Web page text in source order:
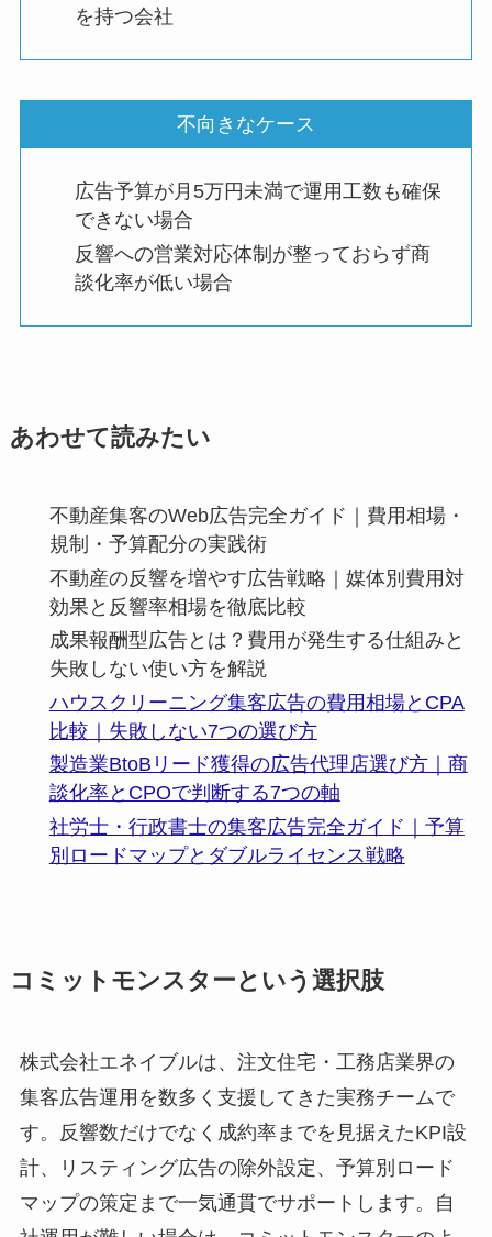
を持つ会社
不向きなケース
広告予算が月5万円未満で運用工数も確保
できない場合
反響への営業対応体制が整っておらず商
談化率が低い場合
あわせて読みたい
不動産集客のWeb広告完全ガイド｜費用相場・
規制・予算配分の実践術
不動産の反響を増やす広告戦略｜媒体別費用対
効果と反響率相場を徹底比較
成果報酬型広告とは？費用が発生する仕組みと
失敗しない使い方を解説
ハウスクリーニング集客広告の費用相場とCPA
比較｜失敗しない7つの選び方
製造業BtoBリード獲得の広告代理店選び方｜商
談化率とCPOで判断する7つの軸
社労士・行政書士の集客広告完全ガイド｜予算
別ロードマップとダブルライセンス戦略
コミットモンスターという選択肢
株式会社エネイブルは、注文住宅・工務店業界の
集客広告運用を数多く支援してきた実務チームで
す。反響数だけでなく成約率までを見据えたKPI設
計、リスティング広告の除外設定、予算別ロード
マップの策定まで一気通貫でサポートします。自